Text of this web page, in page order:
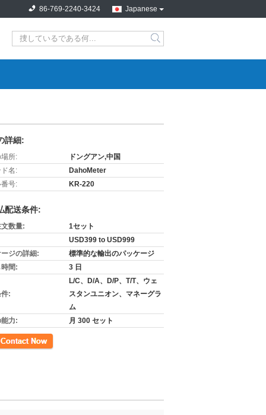
Japanese
86-769-2240-3424
search
詳細:
所:
ドングアン,中国
名:
DahoMeter
号:
KR-220
配送条件:
数量:
1セット
USD399 to USD999
ジの詳細:
標準的な輸出のパッケージ
間:
3 日
:
L/C、D/A、D/P、T/T、ウェ
スタンユニオン、マネーグラ
ム
力:
月 300 セット